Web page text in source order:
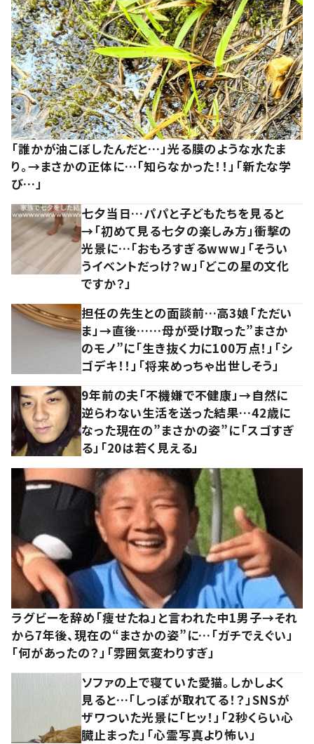
「誰かが油こぼしたんだと…」光る膜のような水たま
り。→まさかの正体に…「知らなかった！！」「新たな学
び…」
七夕当日…パパと子どもたちを見ると
→「初めて見る七夕の楽しみ方」衝撃の
光景に…「おもろすぎるwww」「そうい
うイベントだっけ？w」「どこの星の文化
ですか？」
担任の先生との面談前…高3娘「ただい
ま」→直後……母が受け取った”まさか
のモノ”に「生き抜く力に100万点！」「シ
ゴデキ！！」「将来めっちゃ出世しそう」
9年前の夫「不機嫌で不健康」→自然に
逆らわない生活を送った結果…42歳に
なった現在の”まさかの姿”に「スゴすぎ
る」「20は若く見える」
ラグビーを辞め「痩せたね」と言われた中1男子→それ
から7年後、現在の“まさかの姿”に…「ガチでえぐい」
「何があったの？」「雰囲気変わりすぎ」
ソファの上で寝ていた愛猫。しかしよく
見ると…「しっぽが取れてる！？」SNSが
ザワついた光景に「ヒッ！」「2秒くらい心
臓止まった」「心霊写真より怖い」